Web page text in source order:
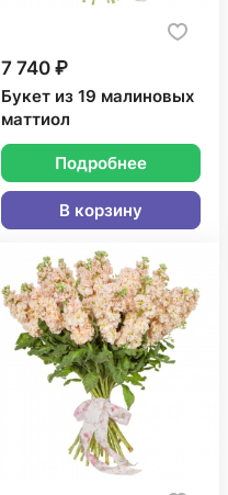
7 740 ₽
Букет из 19 малиновых
маттиол
Подробнее
В корзину